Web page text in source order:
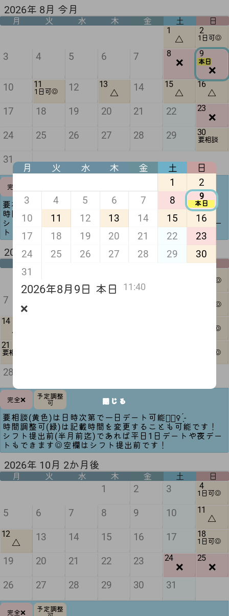
1 2 3 4
1日可◎
5 6 7 8 9 10 11
△
12
△ 13 14 15 16 17 18
1日可◎
19 20 21 22 23 24
❌
25
❌
26
27 28 29 30 31
完全❌
予定調整
2026年 10月 2か月後
月 火 水 木 金 土 日
1日可◎
7 1日可◎
14
△ 1日可◎
21
要相談 1日可◎
28
完全❌
予定調整
可
要相談(黄色)は日時次第で一日デート可能🙆🏻‍♀️ ̖́-‬
時間調整可(緑)は記載時間を変更することも可能です！
シフト提出前(半月前迄)であれば平日1日デートや夜デー
トもできます◎空欄はシフト提出前です！
2026年 9月 来月
日
1
△
2
1日可◎
3 4 5 6 7 8
❌
9
本日
❌
10
11
1日可◎ 12 13
△ 14 15
△
16
△
17
18 19 20 21 22 23
❌
24
25 26 27 28 29 30
要相談
31
完全❌
可
要相談(黄色)は日時次第で一日デート可能🙆🏻‍♀️ ̖́-‬
時間調整可(緑)は記載時間を変更することも可能です！
シフト提出前(半月前迄)であれば平日1日デートや夜デー
トもできます◎空欄はシフト提出前です！
2026年 8月 今月
月 火 水 木 金 土 日
月 火 水 木 金 土
日
1
2
3
4 5 6 7 8 9
本日
10 11 12 13 14 15
16
17
18 19 20 21 22
23
24
25 26 27 28 29
30
31
2026年8月9日 本日 11:40
❌
閉じる